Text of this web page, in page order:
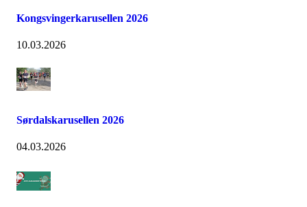
Kongsvingerkarusellen 2026
10.03.2026
Sørdalskarusellen 2026
04.03.2026